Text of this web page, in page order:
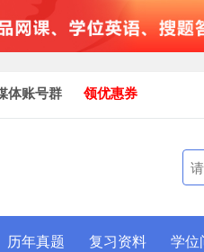
体账号群 领优惠券
历年真题 复习资料 学位